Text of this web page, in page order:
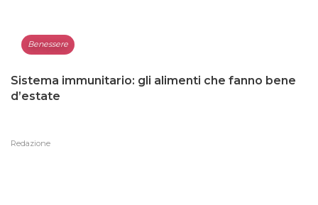
Benessere
Sistema immunitario: gli alimenti che fanno bene
d’estate
Redazione